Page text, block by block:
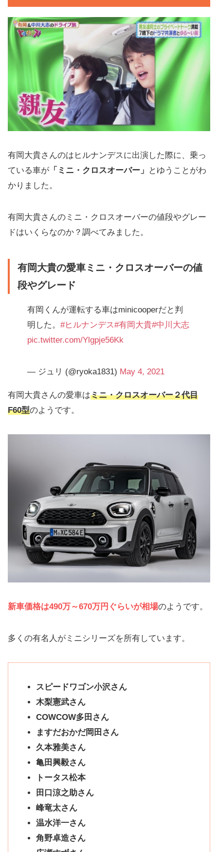
有岡大貴さんのはヒルナンデスに出演した際に、乗っ
ている車が 「ミニ・クロスオーバー」
とゆうことがわ
かりました。
有岡大貴さんのミニ・クロスオーバーの値段やグレー
ドはいくらなのか？調べてみました。
有岡大貴の愛車ミニ・クロスオーバーの値
段やグレード
有岡くんが運転する車はminicooperだと判
明した。 #ヒルナンデス#有岡大貴#中川大志
pic.twitter.com/Ylgpje56Kk
— ジュリ (@ryoka1831) May 4, 2021
有岡大貴さんの愛車はミニ・クロスオーバー２代目
F60型のようです。
新車価格は490万～670万円ぐらいが相場のようです。
多くの有名人がミニシリーズを所有しています。
スピードワゴン小沢さん
木梨憲武さん
COWCOW多田さん
ますだおかだ岡田さん
久本雅美さん
亀田興毅さん
トータス松本
田口涼之助さん
峰竜太さん
温水洋一さん
角野卓造さん